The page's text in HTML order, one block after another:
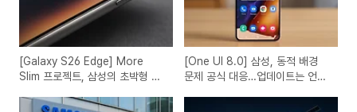
[Galaxy S26 Edge] More
Slim 프로젝트, 삼성의 초박형 전
[One UI 8.0] 삼성, 동적 배경
문제 공식 대응…업데이트는 언